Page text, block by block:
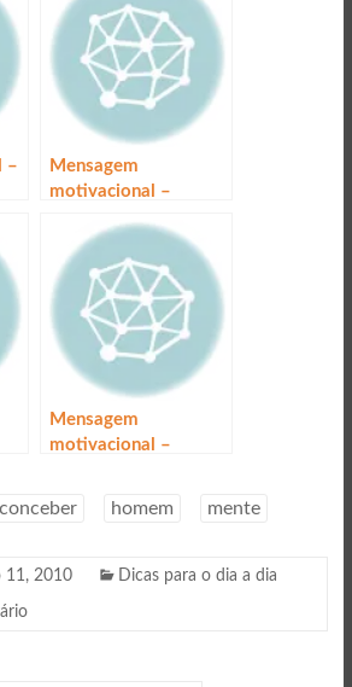
–
Mensagem
motivacional –
Mensagem
motivacional –
conceber homem mente
11, 2010 Dicas para o dia a dia